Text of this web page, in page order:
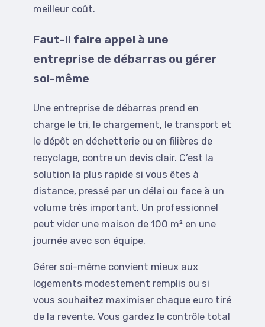
meilleur coût.
Faut-il faire appel à une
entreprise de débarras ou gérer
soi-même
Une entreprise de débarras prend en
charge le tri, le chargement, le transport et
le dépôt en déchetterie ou en filières de
recyclage, contre un devis clair. C’est la
solution la plus rapide si vous êtes à
distance, pressé par un délai ou face à un
volume très important. Un professionnel
peut vider une maison de 100 m² en une
journée avec son équipe.
Gérer soi-même convient mieux aux
logements modestement remplis ou si
vous souhaitez maximiser chaque euro tiré
de la revente. Vous gardez le contrôle total